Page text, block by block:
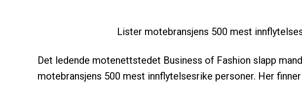
Lister motebransjens 500 mest
Det ledende motenettstedet Business of Fashion slapp
motebransjens 500 mest innflytelsesrike personer. Her